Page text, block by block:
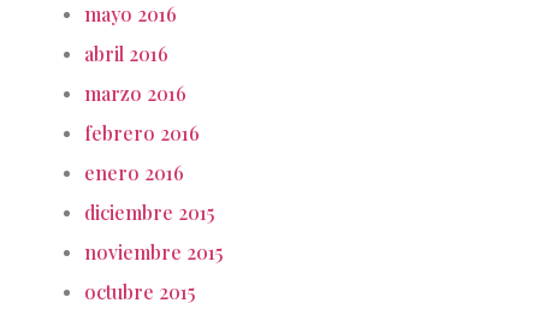
mayo 2016
abril 2016
marzo 2016
febrero 2016
enero 2016
diciembre 2015
noviembre 2015
octubre 2015